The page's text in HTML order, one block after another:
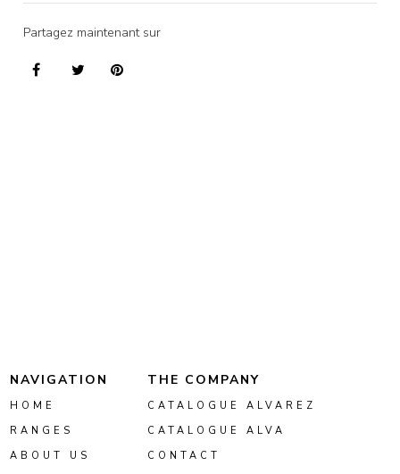
Partagez maintenant sur
NAVIGATION
HOME
RANGES
ABOUT US
THE COMPANY
CATALOGUE ALVAREZ
CATALOGUE ALVA
CONTACT